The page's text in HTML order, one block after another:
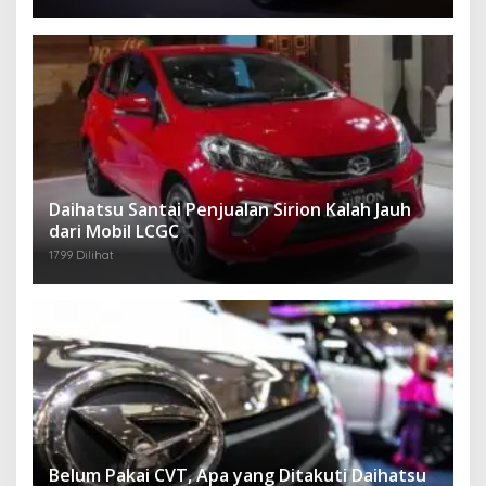
Daihatsu Santai Penjualan Sirion Kalah Jauh
dari Mobil LCGC
1799 Dilihat
Belum Pakai CVT, Apa yang Ditakuti Daihatsu